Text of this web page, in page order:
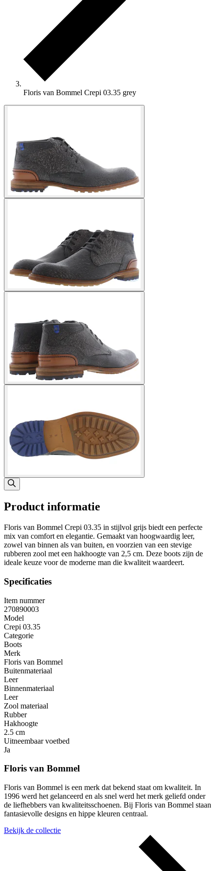
Floris van Bommel Crepi 03.35 grey
Product informatie
Floris van Bommel Crepi 03.35 in stijlvol grijs biedt een perfecte
mix van comfort en elegantie. Gemaakt van hoogwaardig leer,
zowel van binnen als van buiten, en voorzien van een stevige
rubberen zool met een hakhoogte van 2,5 cm. Deze boots zijn de
ideale keuze voor de moderne man die kwaliteit waardeert.
Specificaties
Item nummer
270890003
Model
Crepi 03.35
Categorie
Boots
Merk
Floris van Bommel
Buitenmateriaal
Leer
Binnenmateriaal
Leer
Zool materiaal
Rubber
Hakhoogte
2.5 cm
Uitneembaar voetbed
Ja
Floris van Bommel
Floris van Bommel is een merk dat bekend staat om kwaliteit. In
1996 werd het gelanceerd en als snel werd het merk geliefd onder
de liefhebbers van kwaliteitsschoenen. Bij Floris van Bommel staan
fantasievolle designs en hippe kleuren centraal.
Bekijk de collectie